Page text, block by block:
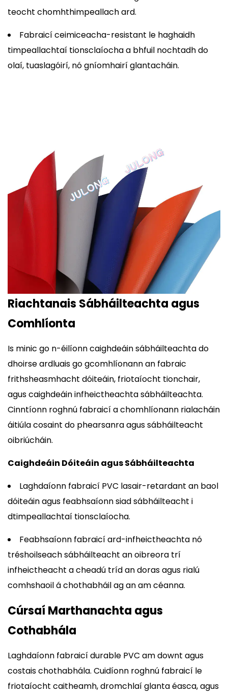
teocht chomhthimpeallach ard.
Fabraicí ceimiceacha-resistant le haghaidh
timpeallachtaí tionsclaíocha a bhfuil nochtadh do
olaí, tuaslagóirí, nó gníomhairí glantacháin.
Riachtanais Sábháilteachta agus
Comhlíonta
Is minic go n-éilíonn caighdeáin sábháilteachta do
dhoirse ardluais go gcomhlíonann an fabraic
frithsheasmhacht dóiteáin, friotaíocht tionchair,
agus caighdeáin infheictheachta sábháilteachta.
Cinntíonn roghnú fabraicí a chomhlíonann rialacháin
áitiúla cosaint do phearsanra agus sábháilteacht
oibriúcháin.
Caighdeáin Dóiteáin agus Sábháilteachta
Laghdaíonn fabraicí PVC lasair-retardant an baol
dóiteáin agus feabhsaíonn siad sábháilteacht i
dtimpeallachtaí tionsclaíocha.
Feabhsaíonn fabraicí ard-infheictheachta nó
tréshoilseach sábháilteacht an oibreora trí
infheictheacht a cheadú tríd an doras agus rialú
comhshaoil ​​á chothabháil ag an am céanna.
Cúrsaí Marthanachta agus
Cothabhála
Laghdaíonn fabraicí durable PVC am downt agus
costais chothabhála. Cuidíonn roghnú fabraicí le
friotaíocht caitheamh, dromchlaí glanta éasca, agus